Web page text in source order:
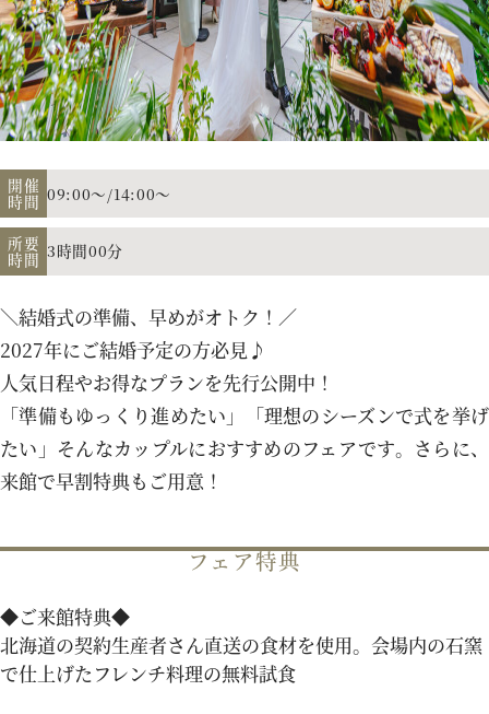
アクセス
よくあるご質問
お電話でのご予約・お問い合わせ
TEL.011-633-1111
平日 11:00-19:00、土日祝 10:00-19:00
プロポーズご検討の方はこちら
パティスリーご利用の方はこちら
来店予約 オンライン相談
開催
時間 09:00～/14:00～
所要
時間 3時間00分
＼結婚式の準備、早めがオトク！／
2027年にご結婚予定の方必見♪
人気日程やお得なプランを先行公開中！
「準備もゆっくり進めたい」「理想のシーズンで式を挙げ
たい」そんなカップルにおすすめのフェアです。さらに、
来館で早割特典もご用意！
フェア特典
◆ご来館特典◆
北海道の契約生産者さん直送の食材を使用。会場内の石窯
で仕上げたフレンチ料理の無料試食